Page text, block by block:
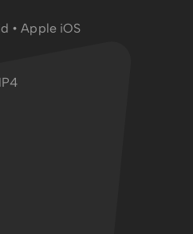
•Apple iOS